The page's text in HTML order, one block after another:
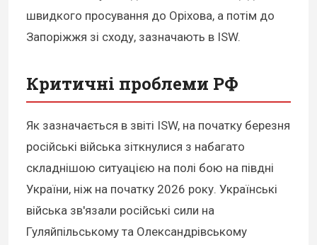
швидкого просування до Оріхова, а потім до
Запоріжжя зі сходу, зазначають в ISW.
Критичні проблеми РФ
Як зазначається в звіті ISW, на початку березня
російські війська зіткнулися з набагато
складнішою ситуацією на полі бою на півдні
України, ніж на початку 2026 року. Українські
війська зв'язали російські сили на
Гуляйпільському та Олександрівському